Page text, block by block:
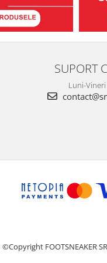
SUPORT
Luni-Vineri
©Copyright FOOTSNEAKER